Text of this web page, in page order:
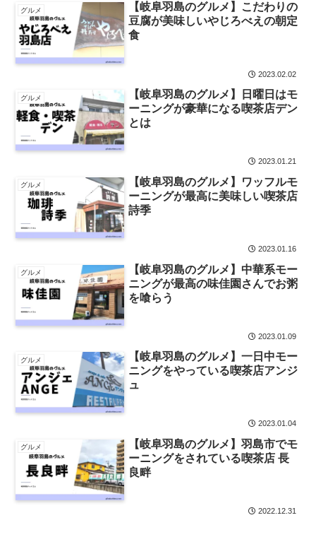
グルメ
【岐阜羽島のグルメ】こだわりの
豆腐が美味しいやじろべえの朝定
食
2023.02.02
グルメ
【岐阜羽島のグルメ】日曜日はモ
ーニングが豪華になる喫茶店デン
とは
2023.01.21
グルメ
【岐阜羽島のグルメ】ワッフルモ
ーニングが最高に美味しい喫茶店
詩季
2023.01.16
グルメ
【岐阜羽島のグルメ】中華系モー
ニングが最高の味佳園さんでお粥
を喰らう
2023.01.09
グルメ
【岐阜羽島のグルメ】一日中モー
ニングをやっている喫茶店アンジ
ュ
2023.01.04
グルメ
【岐阜羽島のグルメ】羽島市でモ
ーニングをされている喫茶店 長
良畔
2022.12.31